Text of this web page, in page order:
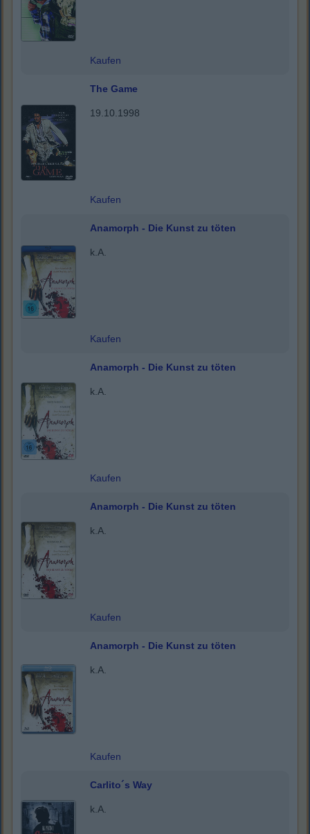
Kaufen
The Game
19.10.1998
Kaufen
Anamorph - Die Kunst zu töten
k.A.
Kaufen
Anamorph - Die Kunst zu töten
k.A.
Kaufen
Anamorph - Die Kunst zu töten
k.A.
Kaufen
Anamorph - Die Kunst zu töten
k.A.
Kaufen
Carlito´s Way
k.A.